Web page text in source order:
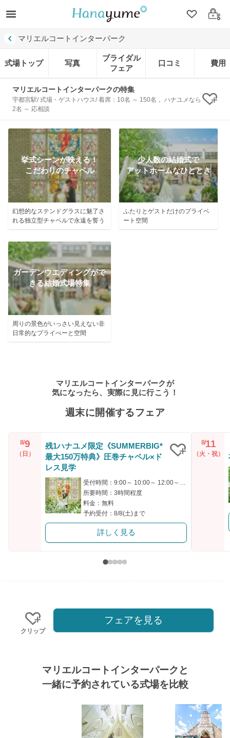
クリップ
ログ
マリエルコートインターパーク
式場トップ 写真
ブライダル
フェア
口コミ 費用
マリエルコートインターパークの特集
宇都宮駅/ 式場・ゲストハウス/ 着席：10名 ～ 150名， ハナユメなら
2名 ～ 応相談
ク
挙式シーンが映える！
こだわりのチャペル
幻想的なステンドグラスに魅了さ
れる独立型チャペルで永遠を誓う
少人数の結婚式で
アットホームなひととき
ふたりとゲストだけのプライベ
ート空間
ガーデンウエディングがで
きる結婚式場特集
周りの景色がいっさい見えない非
日常的なプライべーと空間
マリエルコートインターパークが
気になったら、実際に見に行こう！
週末に開催するフェア
8/9
（日）
残1ハナユメ限定《SUMMERBIG*
最大150万特典》圧巻チャペル×ド
レス見学
受付時間：9:00～ 10:00～ 12:00～ 14:00～ 18:00～
所要時間：3時間程度
料金：無料
予約受付：8/8(土)まで
詳しく見る
8/11
（火・祝）
クリップ
フェアを見る
マリエルコートインターパークと
一緒に予約されている式場を比較